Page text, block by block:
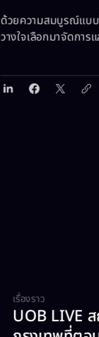
ด้วยความสมบูรณ์แบบ
วางใจเลือกมาจัดกา
เรื่องราว
UOB LIVE